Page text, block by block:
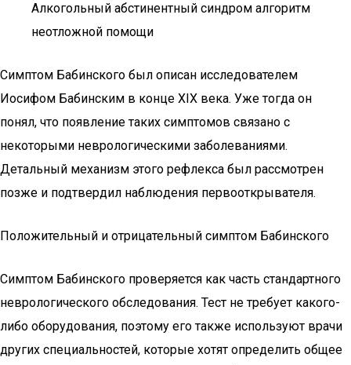
Алкогольный абстинентный синдром алгоритм
неотложной помощи
Симптом Бабинского был описан исследователем
Иосифом Бабинским в конце XIX века. Уже тогда он
понял, что появление таких симптомов связано с
некоторыми неврологическими заболеваниями.
Детальный механизм этого рефлекса был рассмотрен
позже и подтвердил наблюдения первооткрывателя.
Положительный и отрицательный симптом Бабинского
Симптом Бабинского проверяется как часть стандартного
неврологического обследования. Тест не требует какого-
либо оборудования, поэтому его также используют врачи
других специальностей, которые хотят определить общее